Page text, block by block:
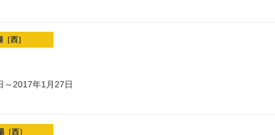
西］
～2017年1月27日
西］